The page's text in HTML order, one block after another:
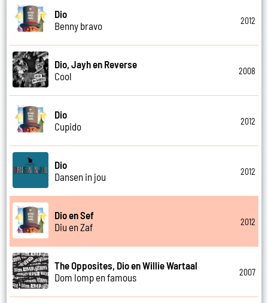
Dio
Benny bravo
2012
Dio, Jayh en Reverse
Cool
2008
Dio
Cupido
2012
Dio
Dansen in jou
2012
Dio en Sef
Diu en Zaf
2012
The Opposites, Dio en Willie Wartaal
Dom lomp en famous
2007